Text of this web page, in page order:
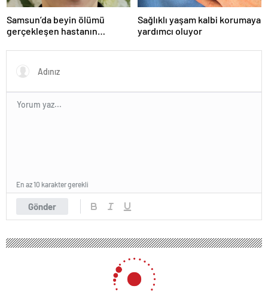
Samsun’da beyin ölümü
gerçekleşen hastanın
Sağlıklı yaşam kalbi korumaya
yardımcı oluyor
Gönder
En az 10 karakter gerekli
Alişan ve Buse Varol Sevgililer